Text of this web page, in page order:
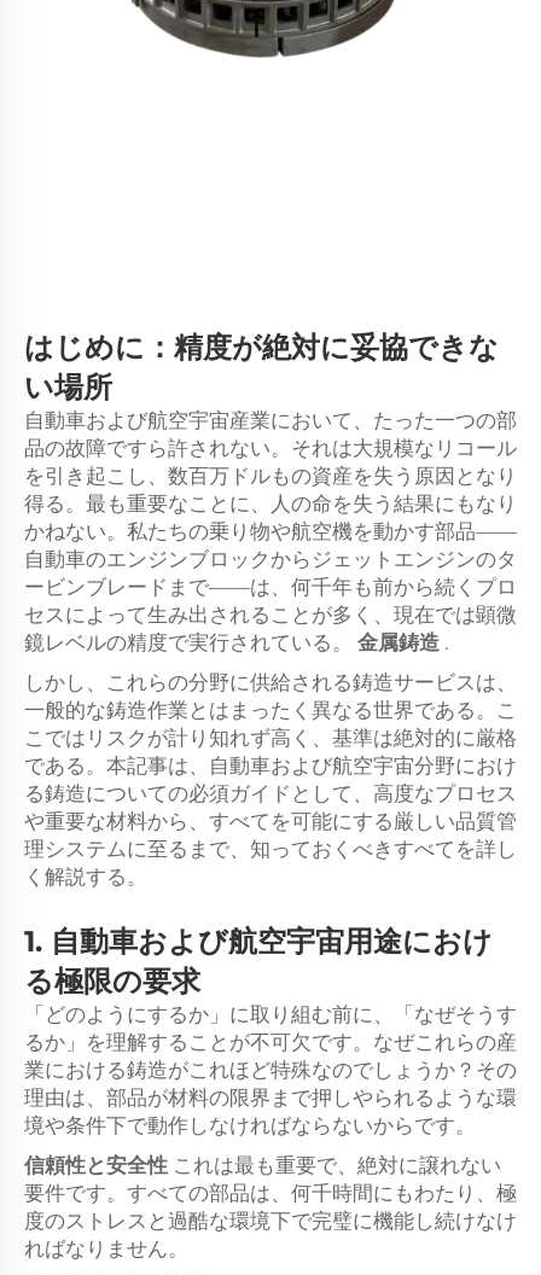
はじめに：精度が絶対に妥協できな
い場所
自動車および航空宇宙産業において、たった一つの部
品の故障ですら許されない。それは大規模なリコール
を引き起こし、数百万ドルもの資産を失う原因となり
得る。最も重要なことに、人の命を失う結果にもなり
かねない。私たちの乗り物や航空機を動かす部品——
自動車のエンジンブロックからジェットエンジンのタ
ービンブレードまで——は、何千年も前から続くプロ
セスによって生み出されることが多く、現在では顕微
鏡レベルの精度で実行されている。 金属鋳造 .
しかし、これらの分野に供給される鋳造サービスは、
一般的な鋳造作業とはまったく異なる世界である。こ
こではリスクが計り知れず高く、基準は絶対的に厳格
である。本記事は、自動車および航空宇宙分野におけ
る鋳造についての必須ガイドとして、高度なプロセス
や重要な材料から、すべてを可能にする厳しい品質管
理システムに至るまで、知っておくべきすべてを詳し
く解説する。
1. 自動車および航空宇宙用途におけ
る極限の要求
「どのようにするか」に取り組む前に、「なぜそうす
るか」を理解することが不可欠です。なぜこれらの産
業における鋳造がこれほど特殊なのでしょうか？その
理由は、部品が材料の限界まで押しやられるような環
境や条件下で動作しなければならないからです。
信頼性と安全性 これは最も重要で、絶対に譲れない
要件です。すべての部品は、何千時間にもわたり、極
度のストレスと過酷な環境下で完璧に機能し続けなけ
ればなりません。